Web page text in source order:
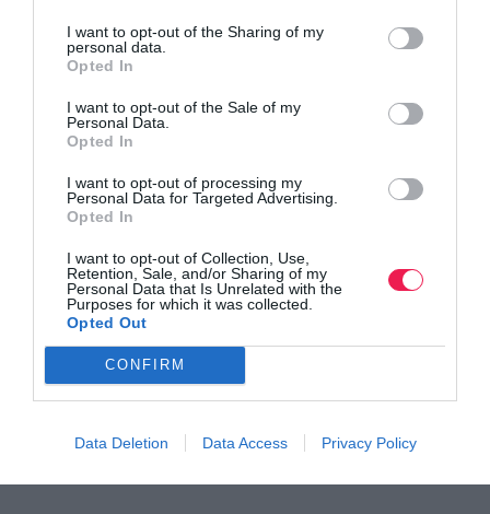
I want to opt-out of the Sharing of my
personal data.
Opted In
I want to opt-out of the Sale of my
Personal Data.
Opted In
I want to opt-out of processing my
Personal Data for Targeted Advertising.
Opted In
I want to opt-out of Collection, Use,
Retention, Sale, and/or Sharing of my
Personal Data that Is Unrelated with the
Purposes for which it was collected.
Opted Out
CONFIRM
Data Deletion Data Access Privacy Policy